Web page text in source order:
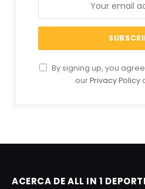
By signing up, you
ourPrivacy Policy
ACERCA DE ALL IN 1